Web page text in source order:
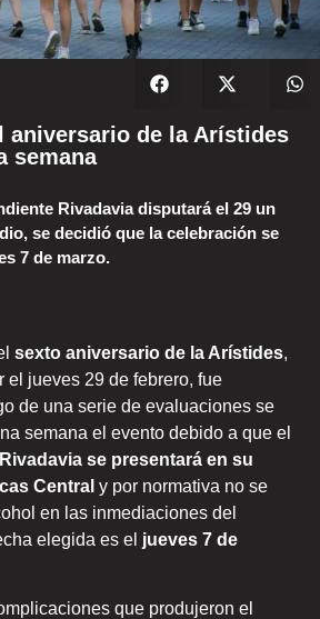
aniversario de la Arístides
semana
Rivadavia disputará el 29 un
se decidió que la celebración se
7 de marzo.
sexto aniversario de la Arístides,
el jueves 29 de febrero, fue
de una serie de evaluaciones se
semana el evento debido a que el
se presentará en su
Central y por normativa no se
en las inmediaciones del
elegida es el jueves 7 de
que produjeron el